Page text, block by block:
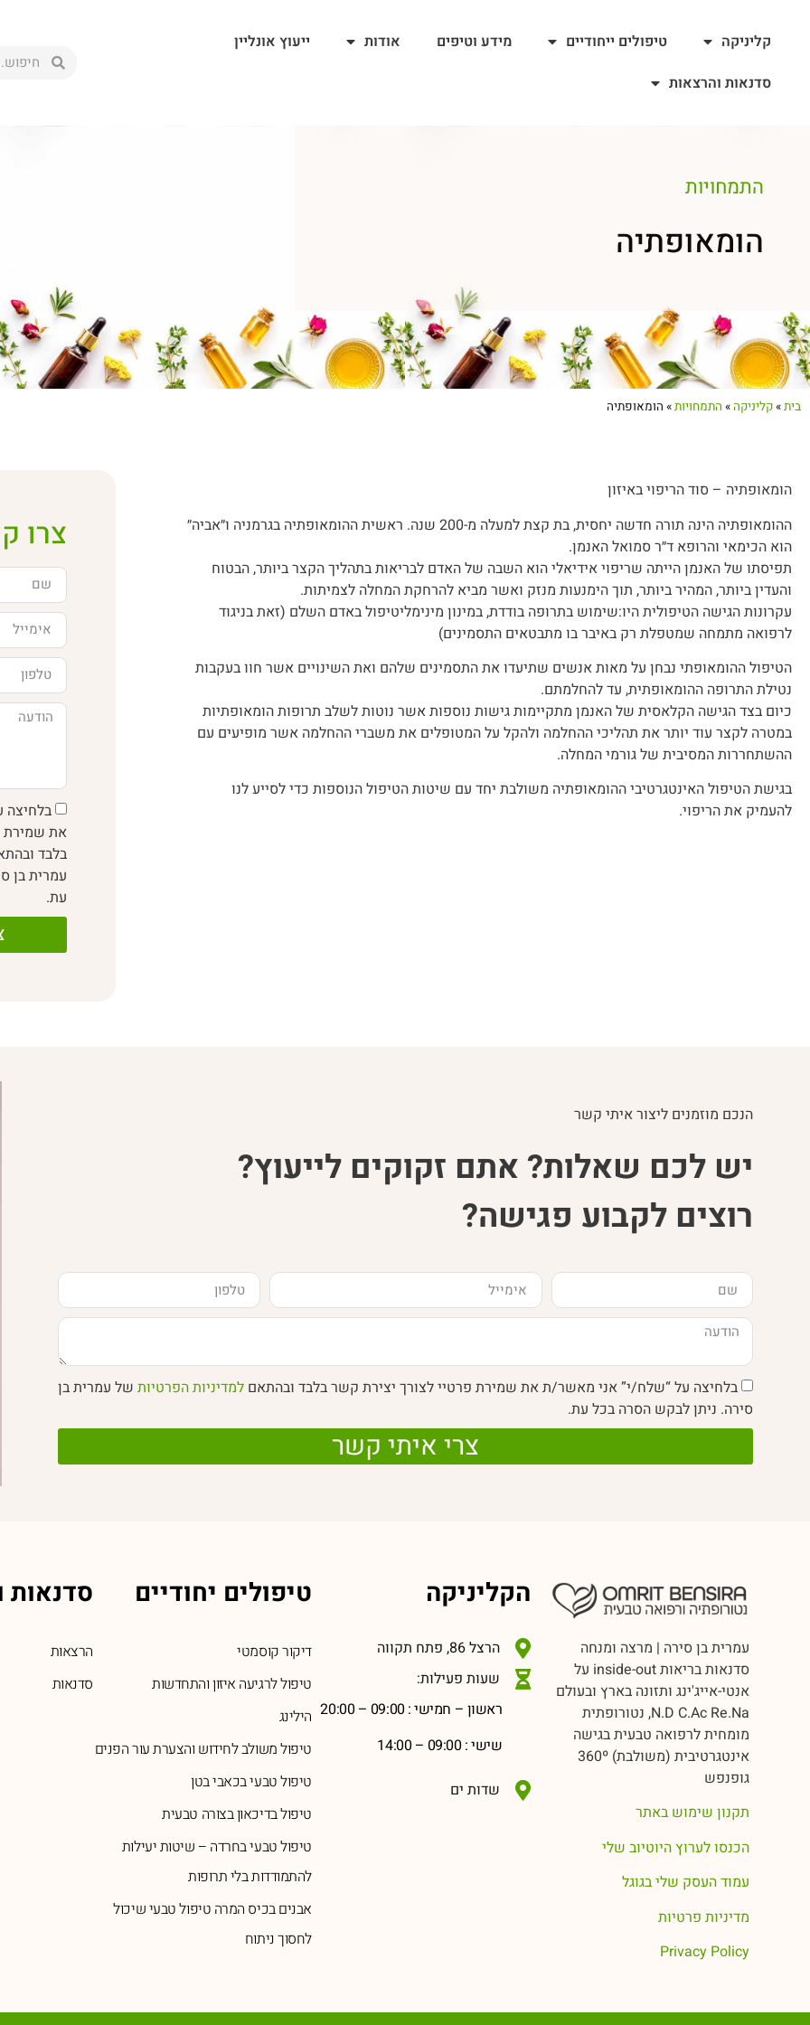
קליניקה טיפולים ייחודיים מידע וטיפים אודות
ייעוץ אונליין
סדנאות והרצאות
התמחויות
הומאופתיה
בית»קליניקה » התמחויות» הומאופתיה
הומאופתיה – סוד הריפוי באיזון
ההומאופתיה הינה תורה חדשה יחסית, בת קצת למעלה מ-200 שנה. ראשית ההומאופתיה בגרמניה ו״אביה״
הוא הכימאי והרופא ד״ר סמואל האנמן.
תפיסתו של האנמן הייתה שריפוי אידיאלי הוא השבה של האדם לבריאות בתהליך הקצר ביותר, הבטוח
והעדין ביותר, המהיר ביותר, תוך הימנעות מנזק ואשר מביא להרחקת המחלה לצמיתות.
עקרונות הגישה הטיפולית היו:שימוש בתרופה בודדת, במינון מינימליטיפול באדם השלם (זאת בניגוד
לרפואה מתמחה שמטפלת רק באיבר בו מתבטאים התסמינים)
הטיפול ההומאופתי נבחן על מאות אנשים שתיעדו את התסמינים שלהם ואת השינויים אשר חוו בעקבות
נטילת התרופה ההומאופתית, עד להחלמתם.
כיום בצד הגישה הקלאסית של האנמן מתקיימות גישות נוספות אשר נוטות לשלב תרופות הומאופתיות
במטרה לקצר עוד יותר את תהליכי ההחלמה ולהקל על המטופלים את משברי ההחלמה אשר מופיעים עם
ההשתחררות המסיבית של גורמי המחלה.
בגישת הטיפול האינטגרטיבי ההומאופתיה משולבת יחד עם שיטות הטיפול הנוספות כדי לסייע לנו
להעמיק את הריפוי.
צרו
את שמירת
בלבד
עמרית בן
עת.
הנכם מוזמנים ליצור איתי קשר
יש לכם שאלות? אתם זקוקים לייעוץ?
רוצים לקבוע פגישה?
בלחיצה על “שלח/י” אני מאשר/ת את שמירת פרטיי לצורך יצירת קשר בלבד ובהתאם למדיניות הפרטיות של עמרית בן
סירה. ניתן לבקש הסרה בכל עת.
צרי איתי קשר
עמרית בן סירה | מרצה ומנחה
סדנאות בריאות inside-out על
אנטי-אייג'ינג ותזונה בארץ ובעולם
N.D C.Ac Re.Na, נטורופתית
מומחית לרפואה טבעית בגישה
אינטגרטיבית (משולבת) 360º
גופנפש
תקנון שימוש באתר
הכנסו לערוץ היוטיוב שלי
עמוד העסק שלי בגוגל
מדיניות פרטיות
Privacy Policy
הקליניקה
הרצל 86, פתח תקווה
שעות פעילות:
ראשון – חמישי : 09:00 – 20:00
שישי : 09:00 – 14:00
שדות ים
טיפולים יחודיים
דיקור קוסמטי
טיפול לרגיעה איזון והתחדשות
הילינג
טיפול משולב לחידוש והצערת עור הפנים
טיפול טבעי בכאבי בטן
טיפול בדיכאון בצורה טבעית
טיפול טבעי בחרדה – שיטות יעילות
להתמודדות בלי תרופות
אבנים בכיס המרה טיפול טבעי שיכול
לחסוך ניתוח
סדנאות
הרצאות
סדנאות